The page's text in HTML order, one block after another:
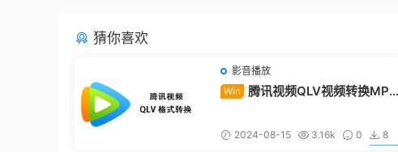
猜你喜欢
影音播放
Win
腾讯视频QLV视频转换MP4
2024-08-15 3.16k 0
8